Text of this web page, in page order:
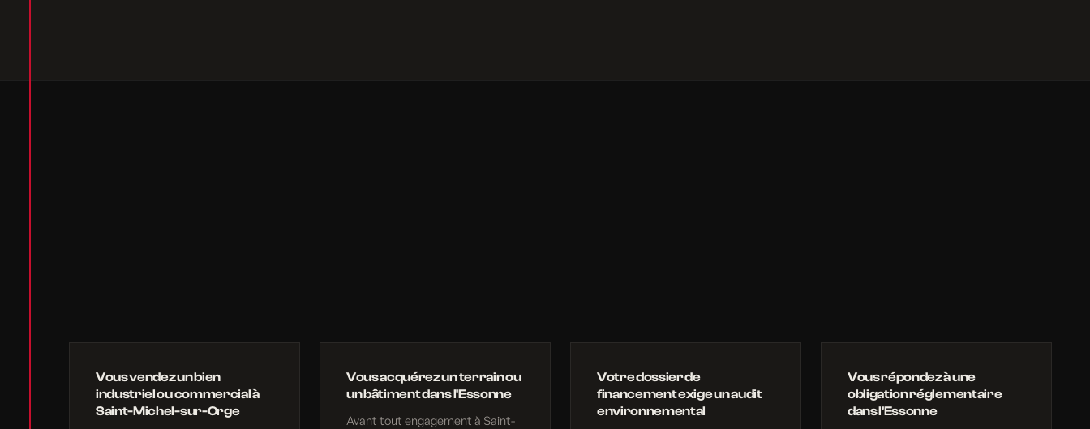
Vous vendez un bien
industriel ou commercial à
Saint-Michel-sur-Orge
Vous acquérez un terrain ou
un bâtiment dans l'Essonne
Avant tout engagement à Saint-
Votre dossier de
financement exige un audit
environnemental
Vous répondez à une
obligation réglementaire
dans l'Essonne